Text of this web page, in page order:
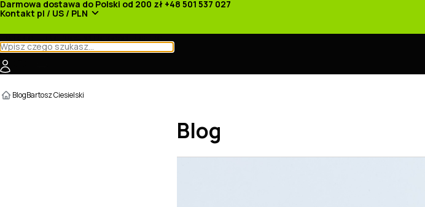
Darmowa dostawa do Polski od 200 zł +48 501 537 027
Kontakt pl / US / PLN
BlogBartosz Ciesielski
Blog